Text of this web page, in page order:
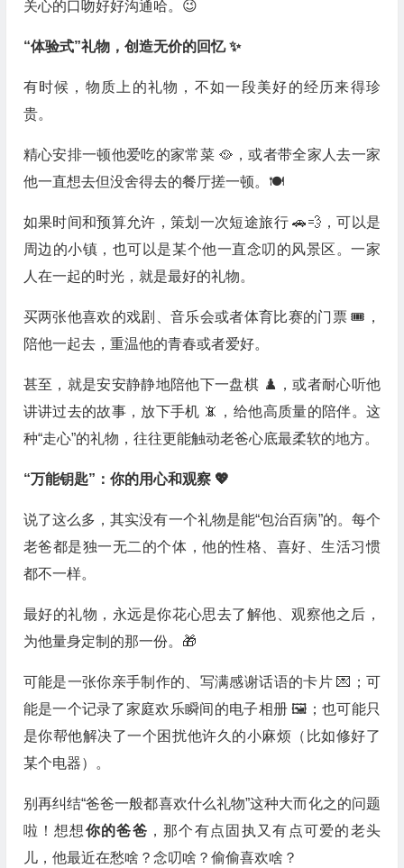
关心的口吻好好沟通哈。😉
“体验式”礼物，创造无价的回忆 ✨
有时候，物质上的礼物，不如一段美好的经历来得珍
贵。
精心安排一顿他爱吃的家常菜 🥘，或者带全家人去一家
他一直想去但没舍得去的餐厅搓一顿。🍽️
如果时间和预算允许，策划一次短途旅行 🚗💨，可以是
周边的小镇，也可以是某个他一直念叨的风景区。一家
人在一起的时光，就是最好的礼物。
买两张他喜欢的戏剧、音乐会或者体育比赛的门票 🎟️，
陪他一起去，重温他的青春或者爱好。
甚至，就是安安静静地陪他下一盘棋 ♟️，或者耐心听他
讲讲过去的故事，放下手机 📵，给他高质量的陪伴。这
种“走心”的礼物，往往更能触动老爸心底最柔软的地方。
“万能钥匙”：你的用心和观察 💖
说了这么多，其实没有一个礼物是能“包治百病”的。每个
老爸都是独一无二的个体，他的性格、喜好、生活习惯
都不一样。
最好的礼物，永远是你花心思去了解他、观察他之后，
为他量身定制的那一份。🎁
可能是一张你亲手制作的、写满感谢话语的卡片 💌；可
能是一个记录了家庭欢乐瞬间的电子相册 🖼️；也可能只
是你帮他解决了一个困扰他许久的小麻烦（比如修好了
某个电器）。
别再纠结“爸爸一般都喜欢什么礼物”这种大而化之的问题
啦！想想你的爸爸 ，那个有点固执又有点可爱的老头
儿，他最近在愁啥？念叨啥？偷偷喜欢啥？